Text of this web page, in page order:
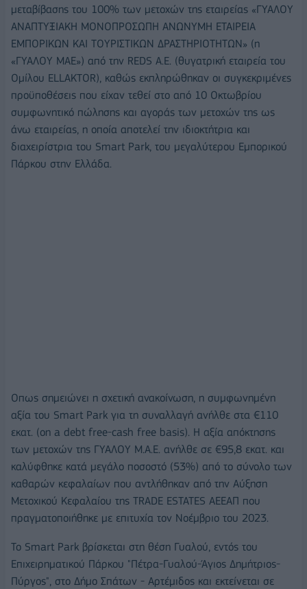
μεταβίβασης του 100% των μετοχών της εταιρείας «ΓΥΑΛΟΥ
ΑΝΑΠΤΥΞΙΑΚΗ ΜΟΝΟΠΡΟΣΩΠΗ ΑΝΩΝΥΜΗ ΕΤΑΙΡΕΙΑ
ΕΜΠΟΡΙΚΩΝ ΚΑΙ ΤΟΥΡΙΣΤΙΚΩΝ ΔΡΑΣΤΗΡΙΟΤΗΤΩΝ» (η
«ΓΥΑΛΟΥ ΜΑΕ») από την REDS A.E. (θυγατρική εταιρεία του
Ομίλου ELLAKTOR), καθώς εκπληρώθηκαν οι συγκεκριμένες
προϋποθέσεις που είχαν τεθεί στο από 10 Οκτωβρίου
συμφωνητικό πώλησης και αγοράς των μετοχών της ως
άνω εταιρείας, η οποία αποτελεί την ιδιοκτήτρια και
διαχειρίστρια του Smart Park, του μεγαλύτερου Εμπορικού
Πάρκου στην Ελλάδα.
Οπως σημειώνει η σχετική ανακοίνωση, η συμφωνημένη
αξία του Smart Park για τη συναλλαγή ανήλθε στα €110
εκατ. (on a debt free-cash free basis). H αξία απόκτησης
των μετοχών της ΓΥΑΛΟΥ Μ.Α.Ε. ανήλθε σε €95,8 εκατ. και
καλύφθηκε κατά μεγάλο ποσοστό (53%) από το σύνολο των
καθαρών κεφαλαίων που αντλήθηκαν από την Αύξηση
Μετοχικού Κεφαλαίου της TRADE ESTATES ΑΕΕΑΠ που
πραγματοποιήθηκε με επιτυχία τον Νοέμβριο του 2023.
Το Smart Park βρίσκεται στη θέση Γυαλού, εντός του
Επιχειρηματικού Πάρκου "Πέτρα-Γυαλού-Άγιος Δημήτριος-
Πύργος", στο Δήμο Σπάτων - Αρτέμιδος και εκτείνεται σε